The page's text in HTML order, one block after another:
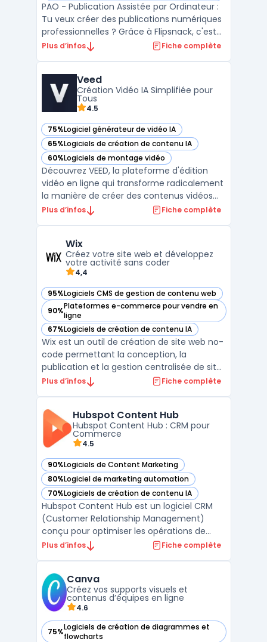
PAO - Publication Assistée par Ordinateur :
Tu veux créer des publications numériques
professionnelles ? Grâce à Flipsnack, c'est
facile ! Utilise notre outil de PAO pour créer
Plus d’infos Fiche complète
Veed
Création Vidéo IA Simplifiée pour
Tous
4.5
75%Logiciel générateur de vidéo IA
— voir Veed dans cette catégorie
65%Logiciels de création de contenu IA
— voir Veed dans cette catégorie
60%Logiciels de montage vidéo
— voir Veed dans cette catégorie
Découvrez VEED, la plateforme d'édition
vidéo en ligne qui transforme radicalement
la manière de créer des contenus vidéos
engageants. Sans nécessité de
expérience utilisateur fluide et intuitive,
permettant à chacun, des créateurs ...
Plus d’infos Fiche complète
Wix
Créez votre site web et développez
votre activité sans coder
4,4
95%Logiciels CMS de gestion de contenu web
— voir Wix dans cette catégorie
90%Plateformes e-commerce pour vendre en
ligne
— voir Wix dans cette catégorie
67%Logiciels de création de contenu IA
— voir Wix dans cette catégorie
Wix est un outil de création de site web no-
code permettant la conception, la
publication et la gestion centralisée de sites
internet pour entreprises et indépendants
configuration de boutiques en ligne, de
blogs ou ...
Plus d’infos Fiche complète
Hubspot Content Hub
Hubspot Content Hub : CRM pour
Commerce
4.5
90%Logiciels de Content Marketing
— voir Hubspot Content Hub dans cette catégorie
80%Logiciel de marketing automation
— voir Hubspot Content Hub dans cette catégorie
70%Logiciels de création de contenu IA
— voir Hubspot Content Hub dans cette catégorie
Hubspot Content Hub est un logiciel CRM
(Customer Relationship Management)
conçu pour optimiser les opérations de
Commerce & Ventes. Développé par
DG, PDG et indépendants en offrant une
solution complète ...
Plus d’infos Fiche complète
Canva
Créez vos supports visuels et
contenus d’équipes en ligne
4.6
75%Logiciels de création de diagrammes et
flowcharts
— voir Canva dans cette catégorie